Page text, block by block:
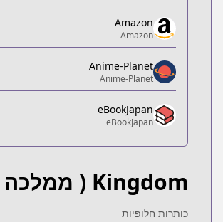
1634-424f-be7a-9a96b7f07b78
Amazon
Amazon
dp/B07GX5ZWRX
Anime-Planet
Anime-Planet
planet.com/manga/kingdom
eBookJapan
eBookJapan
Official Raw
Official Raw
https://youngjump.jp/kingdom
Amazon
Amazon
Anime-Planet
Anime-Planet
eBookJapan
eBookJapan
Kingdom ( ממלכה
כותרות חלופיות